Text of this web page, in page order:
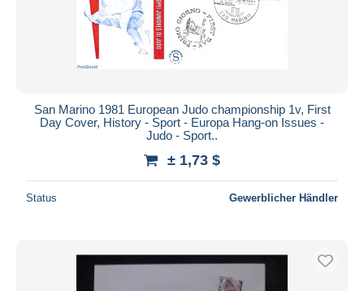
San Marino 1981 European Judo championship 1v, First
Day Cover, History - Sport - Europa Hang-on Issues -
Judo - Sport..
± 1,73 $
Status Gewerblicher Händler